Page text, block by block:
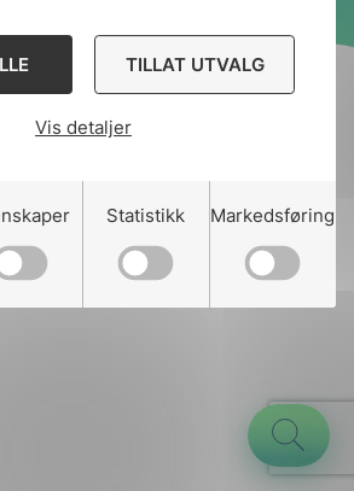
TILLAT UTVALG
Vis detaljer
Statistikk Markedsføring